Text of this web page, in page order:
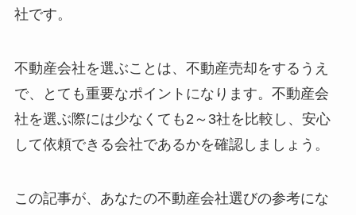
社です。
不動産会社を選ぶことは、不動産売却をするうえ
で、とても重要なポイントになります。不動産会
社を選ぶ際には少なくても2～3社を比較し、安心
して依頼できる会社であるかを確認しましょう。
この記事が、あなたの不動産会社選びの参考にな